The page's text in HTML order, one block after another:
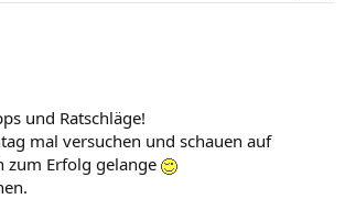
und Ratschläge!
mal versuchen und schauen auf
zum Erfolg gelange